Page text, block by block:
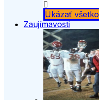
Ukázať všetko
Zaujímavosti